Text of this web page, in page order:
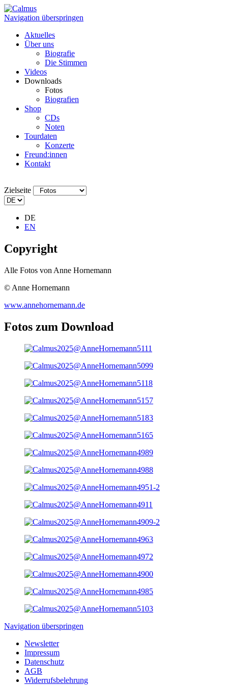
Navigation überspringen
Aktuelles
Über uns
Biografie
Die Stimmen
Videos
Downloads
Fotos
Biografien
Shop
CDs
Noten
Tourdaten
Konzerte
Freund:innen
Kontakt
Zielseite
DE
EN
Copyright
Alle Fotos von Anne Hornemann
© Anne Hornemann
www.annehornemann.de
Fotos zum Download
Navigation überspringen
Newsletter
Impressum
Datenschutz
AGB
Widerrufsbelehrung